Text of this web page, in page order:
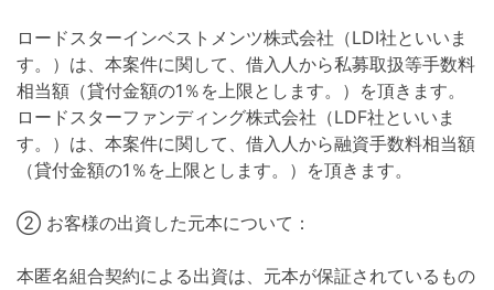
ロードスターインベストメンツ株式会社（LDI社といいま
す。）は、本案件に関して、借入人から私募取扱等手数料
相当額（貸付金額の1％を上限とします。）を頂きます。
ロードスターファンディング株式会社（LDF社といいま
す。）は、本案件に関して、借入人から融資手数料相当額
（貸付金額の1％を上限とします。）を頂きます。
② お客様の出資した元本について：
本匿名組合契約による出資は、元本が保証されているもの